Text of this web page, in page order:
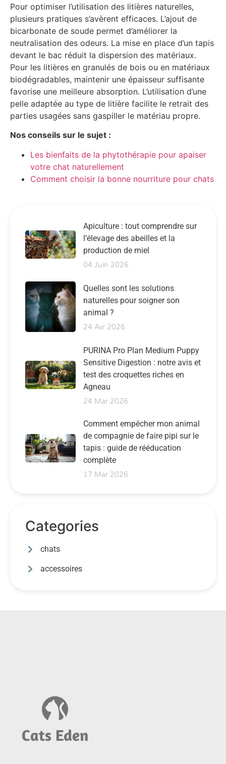
Pour optimiser l’utilisation des litières naturelles,
plusieurs pratiques s’avèrent efficaces. L’ajout de
bicarbonate de soude permet d’améliorer la
neutralisation des odeurs. La mise en place d’un tapis
devant le bac réduit la dispersion des matériaux.
Pour les litières en granulés de bois ou en matériaux
biodégradables, maintenir une épaisseur suffisante
favorise une meilleure absorption. L’utilisation d’une
pelle adaptée au type de litière facilite le retrait des
parties usagées sans gaspiller le matériau propre.
Nos conseils sur le sujet :
Les bienfaits de la phytothérapie pour apaiser
votre chat naturellement
Comment choisir la bonne nourriture pour chats
Apiculture : tout comprendre sur
l’élevage des abeilles et la
production de miel
04 Juin 2026
Quelles sont les solutions
naturelles pour soigner son
animal ?
24 Avr 2026
PURINA Pro Plan Medium Puppy
Sensitive Digestion : notre avis et
test des croquettes riches en
Agneau
24 Mar 2026
Comment empêcher mon animal
de compagnie de faire pipi sur le
tapis : guide de rééducation
complète
17 Mar 2026
Categories
chats
accessoires